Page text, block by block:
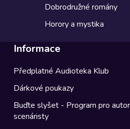
Dobrodružné romány
Horory a mystika
Informace
Předplatné Audioteka Klub
Dárkové poukazy
Buďte slyšet - Program pro
scenáristy